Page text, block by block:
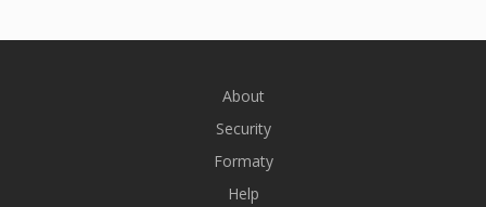
About
Security
Formaty
Help